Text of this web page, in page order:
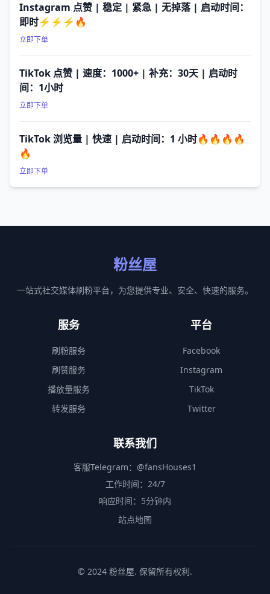
Instagram 点赞 | 稳定 | 紧急 | 无掉落 | 启动时间：
即时⚡⚡⚡🔥
立即下单
TikTok 点赞 | 速度：1000+ | 补充：30天 | 启动时
间：1小时
立即下单
TikTok 浏览量 | 快速 | 启动时间：1 小时🔥🔥🔥🔥
🔥
立即下单
粉丝屋
一站式社交媒体刷粉平台，为您提供专业、安全、快速的服务。
服务
刷粉服务
刷赞服务
播放量服务
转发服务
平台
Facebook
Instagram
TikTok
Twitter
联系我们
客服Telegram： @fansHouses1
工作时间：24/7
响应时间：5分钟内
站点地图
© 2024 粉丝屋. 保留所有权利.